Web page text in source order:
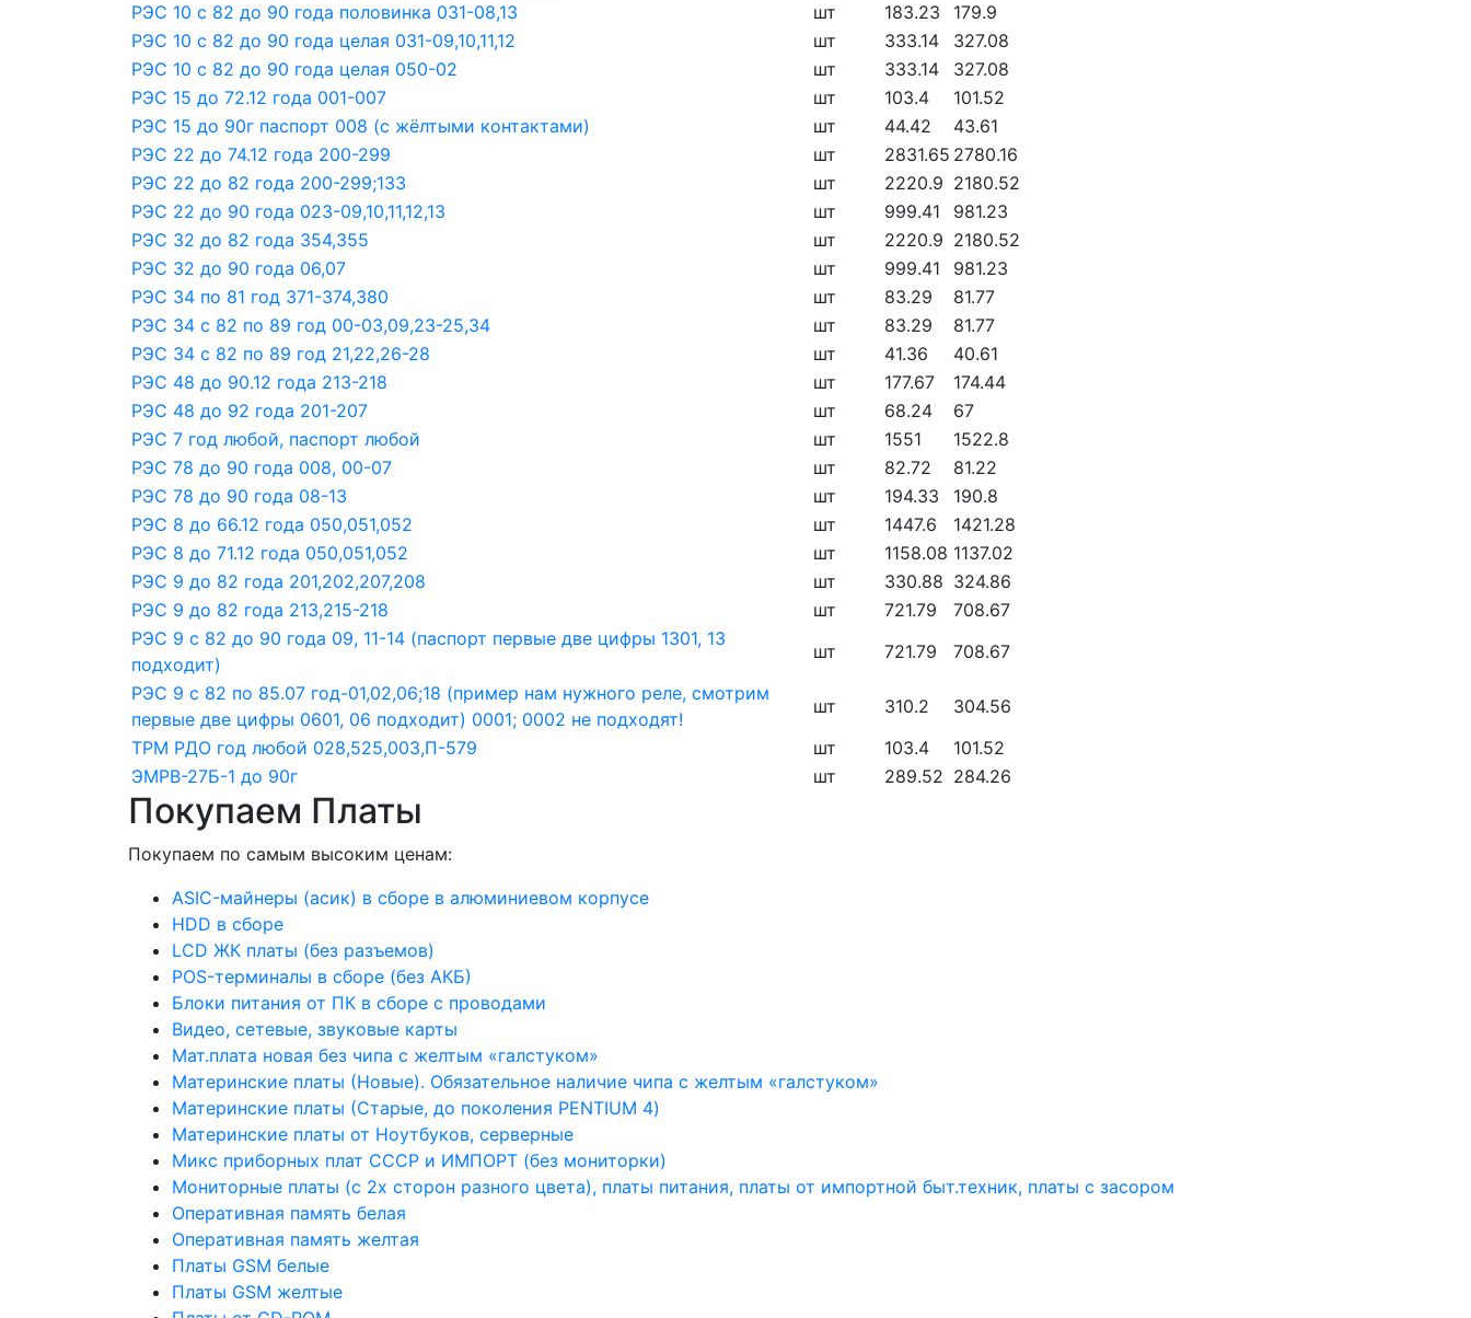
РЭС 10 с 82 до 90 года половинка 031-08,13
шт 183.23
179.9
РЭС 10 с 82 до 90 года целая 031-09,10,11,12
шт 333.14
327.08
РЭС 10 с 82 до 90 года целая 050-02
шт 333.14
327.08
РЭС 15 до 72.12 года 001-007
шт 103.4
101.52
РЭС 15 до 90г паспорт 008 (с жёлтыми контактами)
шт 44.42
43.61
РЭС 22 до 74.12 года 200-299
шт 2831.65 2780.16
РЭС 22 до 82 года 200-299;133
шт 2220.9 2180.52
РЭС 22 до 90 года 023-09,10,11,12,13
шт 999.41
981.23
РЭС 32 до 82 года 354,355
шт 2220.9 2180.52
РЭС 32 до 90 года 06,07
шт 999.41
981.23
РЭС 34 по 81 год 371-374,380
шт 83.29
81.77
РЭС 34 с 82 по 89 год 00-03,09,23-25,34
шт 83.29
81.77
РЭС 34 с 82 по 89 год 21,22,26-28
шт 41.36
40.61
РЭС 48 до 90.12 года 213-218
шт 177.67
174.44
РЭС 48 до 92 года 201-207
шт 68.24
67
РЭС 7 год любой, паспорт любой
шт 1551
1522.8
РЭС 78 до 90 года 008, 00-07
шт 82.72
81.22
РЭС 78 до 90 года 08-13
шт 194.33
190.8
РЭС 8 до 66.12 года 050,051,052
шт 1447.6
1421.28
РЭС 8 до 71.12 года 050,051,052
шт 1158.08 1137.02
РЭС 9 до 82 года 201,202,207,208
шт 330.88 324.86
РЭС 9 до 82 года 213,215-218
шт 721.79
708.67
РЭС 9 с 82 до 90 года 09, 11-14 (паспорт первые две цифры 1301, 13
подходит)
шт 721.79
708.67
РЭС 9 с 82 по 85.07 год-01,02,06;18 (пример нам нужного реле, смотрим
первые две цифры 0601, 06 подходит) 0001; 0002 не подходят!
шт 310.2
304.56
ТРМ РДО год любой 028,525,003,П-579
шт 103.4
101.52
ЭМРВ-27Б-1 до 90г
шт 289.52 284.26
Покупаем Платы
Покупаем по самым высоким ценам:
ASIC-майнеры (асик) в сборе в алюминиевом корпусе
HDD в сборе
LCD ЖК платы (без разъемов)
POS-терминалы в сборе (без АКБ)
Блоки питания от ПК в сборе с проводами
Видео, сетевые, звуковые карты
Мат.плата новая без чипа с желтым «галстуком»
Материнские платы (Новые). Обязательное наличие чипа с желтым «галстуком»
Материнские платы (Старые, до поколения PENTIUM 4)
Материнские платы от Ноутбуков, серверные
Микс приборных плат СССР и ИМПОРТ (без мониторки)
Мониторные платы (с 2х сторон разного цвета), платы питания, платы от импортной быт.техник, платы с засором
Оперативная память белая
Оперативная память желтая
Платы GSM белые
Платы GSM желтые